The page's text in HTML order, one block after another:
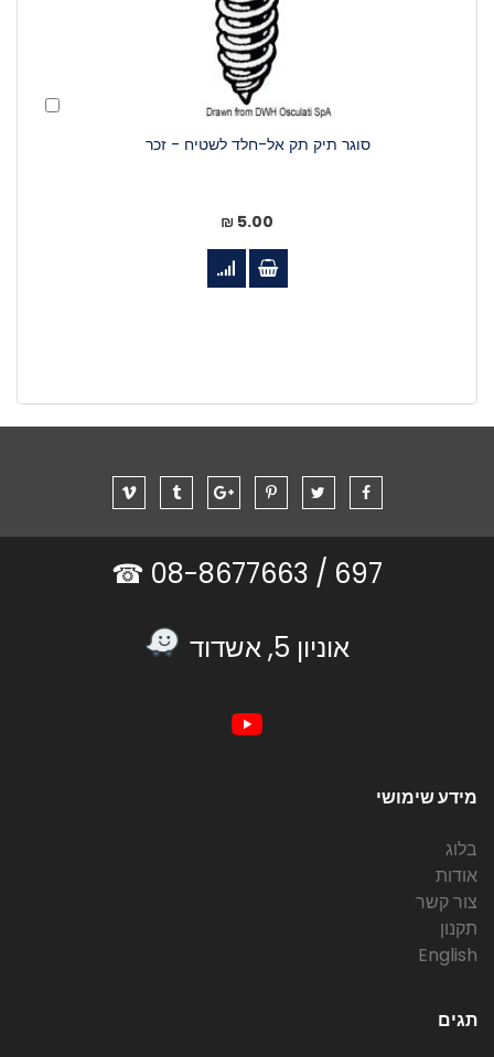
סוגר תיק תק אל-חלד לשטיח - זכר
5.00 ₪
הוסף
697 /
אוניון 5, אשדוד
מידע שימושי
בלוג
אודות
צור קשר
תקנון
English
תגים